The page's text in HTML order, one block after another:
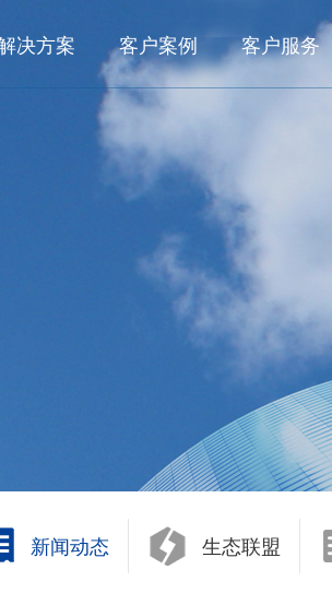
向大型集团的数字化研发管理系统 KMPLM CLOUD
向中小型企业的产品生命周期管理系统 eCOL PLM
向小微企业基于SAAS的研发管理系统 OpenVelo
向大型集团的数字化工艺管理系统 KMMPM
向中小型企业的结构化工艺管理系统 eCOL MPM
见即所得的结构化工艺协同平台 KMCAPP CLOUD
化制造
向大中型企业的制造运营管理系统 KMMOM
决方案 客户案例
航空发动机
轨道交通
客户服务
新闻动态 生态联盟